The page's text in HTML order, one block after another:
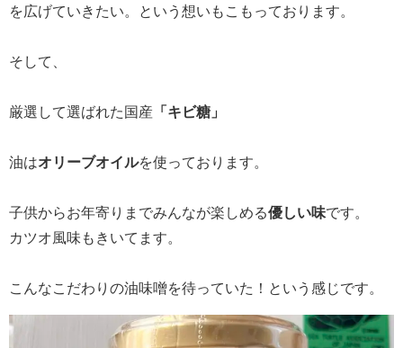
を広げていきたい。という想いもこもっております。
そして、
厳選して選ばれた国産 「キビ糖」
油はオリーブオイルを使っております。
子供からお年寄りまでみんなが楽しめる優しい味です。
カツオ風味もきいてます。
こんなこだわりの油味噌を待っていた！という感じです。